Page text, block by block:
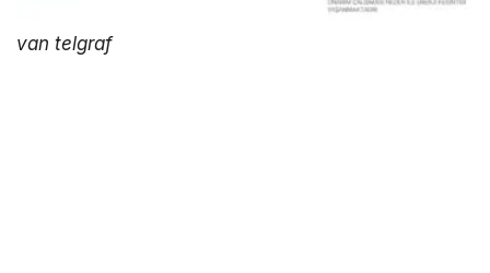
van telgraf